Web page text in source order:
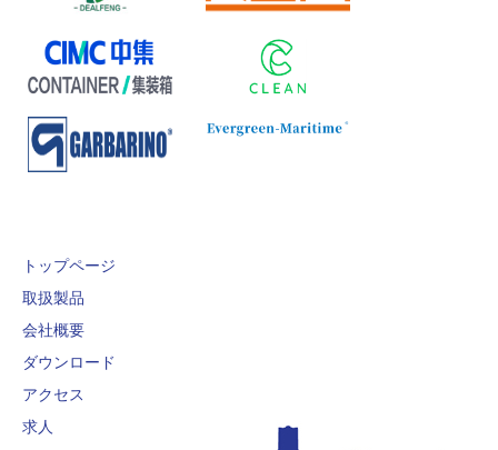
トップページ
取扱製品
会社概要
ダウンロード
アクセス
求人